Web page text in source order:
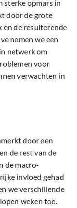
sterke opmars in
door de grote
en de resulterende
nemen we een
netwerk om
voor
verwachten in
door een
de rest van de
de macro-
invloed gehad
we verschillende
weken toe.